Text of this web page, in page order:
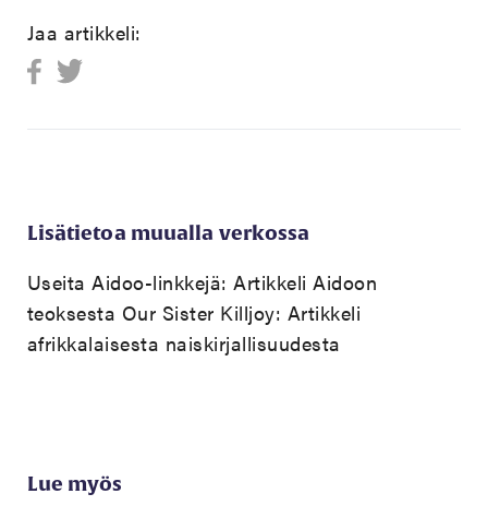
Jaa artikkeli:
Lisätietoa muualla verkossa
Useita Aidoo-linkkejä:Artikkeli Aidoon
teoksesta Our Sister Killjoy: Artikkeli
afrikkalaisesta naiskirjallisuudesta
Lue myös